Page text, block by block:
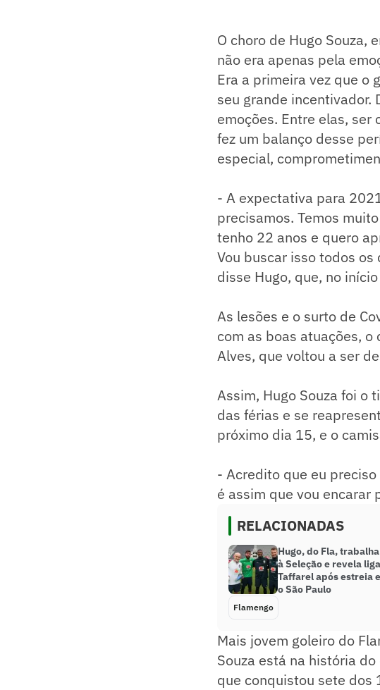
O choro de Hugo Souza,
não era apenas pela
Era a primeira vez que o
seu grande incentivador.
emoções. Entre elas,
fez um balanço desse
especial,
- A expectativa para
precisamos. Temos
tenho 22 anos e quero
Vou buscar isso todos
disse Hugo, que, no
As lesões e o surto de
com as boas atuações,
Alves, que voltou a ser
Assim, Hugo Souza foi o
das férias e se
próximo dia 15, e o
- Acredito que eu
é assim que vou encarar
RELACIONADAS
Hugo, do Fla,
à Seleção e revela
Taffarel após estreia
o São Paulo
Flamengo
Mais jovem goleiro do
Souza está na história
que conquistou sete